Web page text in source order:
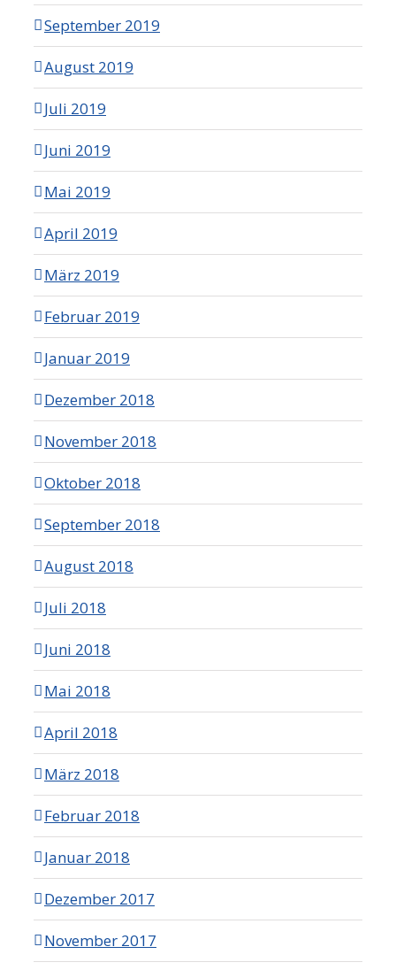
September 2019
August 2019
Juli 2019
Juni 2019
Mai 2019
April 2019
März 2019
Februar 2019
Januar 2019
Dezember 2018
November 2018
Oktober 2018
September 2018
August 2018
Juli 2018
Juni 2018
Mai 2018
April 2018
März 2018
Februar 2018
Januar 2018
Dezember 2017
November 2017